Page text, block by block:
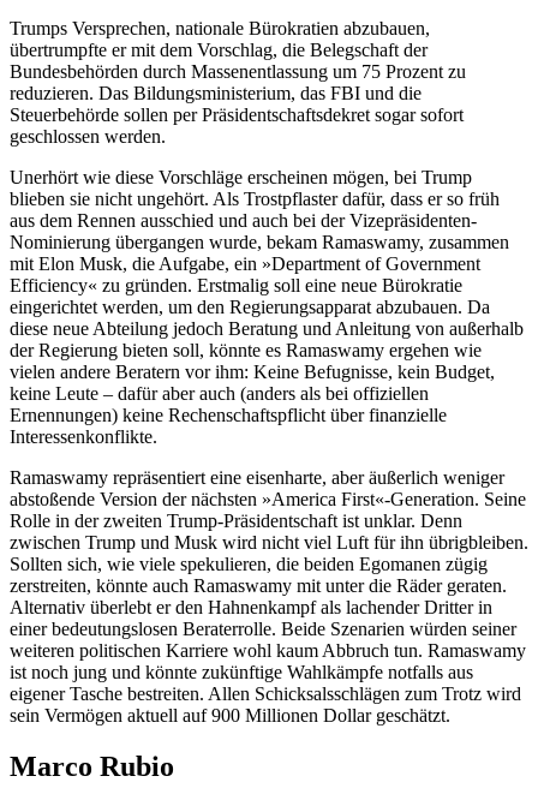
Trumps Versprechen, nationale Bürokratien abzubauen,
übertrumpfte er mit dem Vorschlag, die Belegschaft der
Bundesbehörden durch Massenentlassung um 75 Prozent zu
reduzieren. Das Bildungsministerium, das FBI und die
Steuerbehörde sollen per Präsidentschaftsdekret sogar sofort
geschlossen werden.
Unerhört wie diese Vorschläge erscheinen mögen, bei Trump
blieben sie nicht ungehört. Als Trostpflaster dafür, dass er so früh
aus dem Rennen ausschied und auch bei der Vizepräsidenten-
Nominierung übergangen wurde, bekam Ramaswamy, zusammen
mit Elon Musk, die Aufgabe, ein »Department of Government
Efficiency« zu gründen. Erstmalig soll eine neue Bürokratie
eingerichtet werden, um den Regierungsapparat abzubauen. Da
diese neue Abteilung jedoch Beratung und Anleitung von außerhalb
der Regierung bieten soll, könnte es Ramaswamy ergehen wie
vielen andere Beratern vor ihm: Keine Befugnisse, kein Budget,
keine Leute – dafür aber auch (anders als bei offiziellen
Ernennungen) keine Rechenschaftspflicht über finanzielle
Interessenkonflikte.
Ramaswamy repräsentiert eine eisenharte, aber äußerlich weniger
abstoßende Version der nächsten »America First«-Generation. Seine
Rolle in der zweiten Trump-Präsidentschaft ist unklar. Denn
zwischen Trump und Musk wird nicht viel Luft für ihn übrigbleiben.
Sollten sich, wie viele spekulieren, die beiden Egomanen zügig
zerstreiten, könnte auch Ramaswamy mit unter die Räder geraten.
Alternativ überlebt er den Hahnenkampf als lachender Dritter in
einer bedeutungslosen Beraterrolle. Beide Szenarien würden seiner
weiteren politischen Karriere wohl kaum Abbruch tun. Ramaswamy
ist noch jung und könnte zukünftige Wahlkämpfe notfalls aus
eigener Tasche bestreiten. Allen Schicksalsschlägen zum Trotz wird
sein Vermögen aktuell auf 900 Millionen Dollar geschätzt.
Marco Rubio